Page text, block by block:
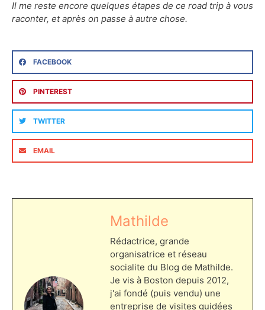
Il me reste encore quelques étapes de ce road trip à vous
raconter, et après on passe à autre chose.
FACEBOOK
PINTEREST
TWITTER
EMAIL
Mathilde
Rédactrice, grande
organisatrice et réseau
socialite du Blog de Mathilde.
Je vis à Boston depuis 2012,
j'ai fondé (puis vendu) une
entreprise de visites guidées